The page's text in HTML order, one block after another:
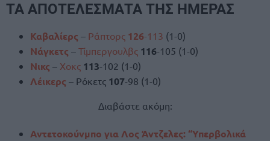
ΤΑ ΑΠΟΤΕΛΕΣΜΑΤΑ ΤΗΣ ΗΜΕΡΑΣ
Καβαλίερς – Ράπτορς 126-113 (1-0)
Νάγκετς – Τίμπεργουλβς 116-105 (1-0)
Νικς – Χοκς 113-102 (1-0)
Λέικερς – Ρόκετς 107-98 (1-0)
Διαβάστε ακόμη:
Αντετοκούνμπο για Λος Άντζελες: “Υπερβολικά